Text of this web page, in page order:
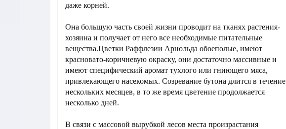
даже корней.
Она большую часть своей жизни проводит на тканях растения-
хозяина и получает от него все необходимые питательные
вещества.Цветки Раффлезии Арнольда обоеполые, имеют
красновато-коричневую окраску, они достаточно массивные и
имеют специфический аромат тухлого или гниющего мяса,
привлекающего насекомых. Созревание бутона длится в течение
нескольких месяцев, в то же время цветение продолжается
несколько дней.
В связи с массовой вырубкой лесов места произрастания